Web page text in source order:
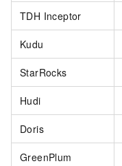
TDH Inceptor
Kudu
StarRocks
Hudi
Doris
GreenPlum